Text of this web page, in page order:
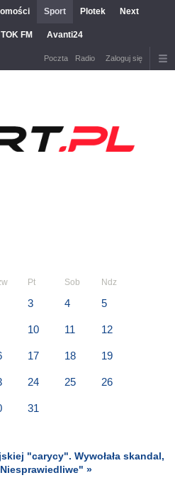
Sport Plotek Next
TOK FM Avanti24
Poczta Radio Zaloguj się
Pt Sob Ndz
3 4 5
10 11 12
17 18 19
24 25 26
31
"carycy". Wywołała skandal,
»